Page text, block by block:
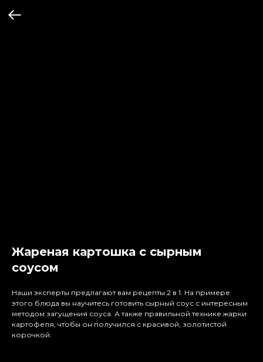
Жареная картошка с сырным
соусом
Наши эксперты предлагают вам рецепты 2 в 1. На примере
этого блюда вы научитесь готовить сырный соус с интересным
методом загущения соуса. А также правильной технике жарки
картофеля, чтобы он получился с красивой, золотистой
корочкой.